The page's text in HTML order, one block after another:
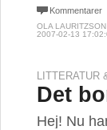
Kommentarer
OLA LAURITZSON
2007-02-13
LITTERATUR
Det
Hej! Nu